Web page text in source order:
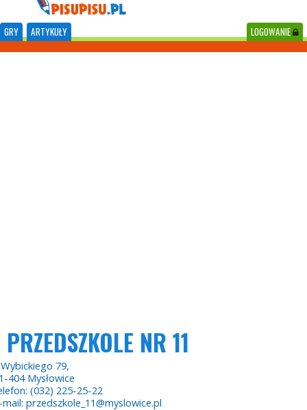
GRY ARTYKUŁY LOGOWANIE
PRZEDSZKOLE NR 11
Wybickiego 79,
404 Mysłowice
(032) 225-25-22
przedszkole_11@myslowice.pl